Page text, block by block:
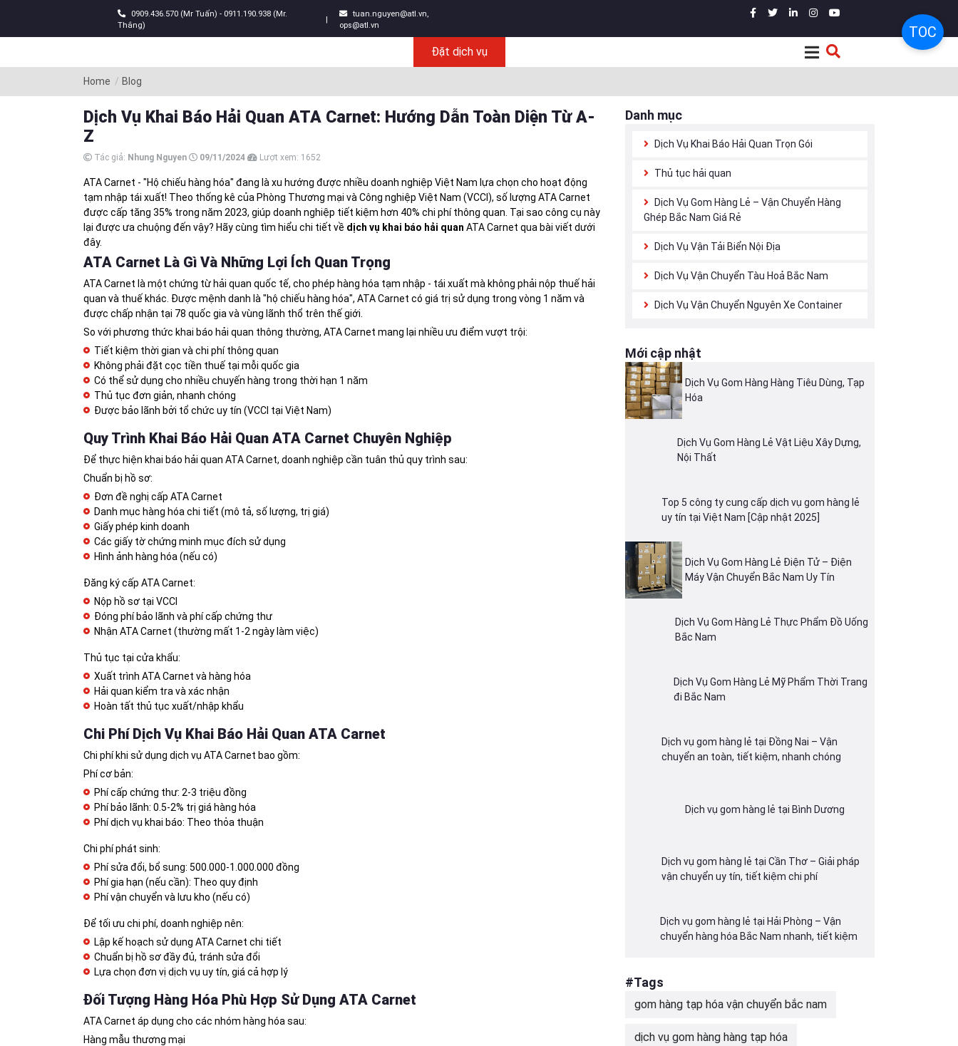
0909.436.570 (Mr Tuấn) - 0911.190.938 (Mr.
Thắng)
|
tuan.nguyen@atl.vn,
ops@atl.vn
Đặt dịch vụ
Home Blog
Dịch Vụ Khai Báo Hải Quan ATA Carnet: Hướng Dẫn Toàn Diện Từ A-
Z
Tác giả: Nhung Nguyen 09/11/2024 Lượt xem: 1652
TOC
ATA Carnet - "Hộ chiếu hàng hóa" đang là xu hướng được nhiều doanh nghiệp Việt Nam lựa chọn cho hoạt động
tạm nhập tái xuất! Theo thống kê của Phòng Thương mại và Công nghiệp Việt Nam (VCCI), số lượng ATA Carnet
được cấp tăng 35% trong năm 2023, giúp doanh nghiệp tiết kiệm hơn 40% chi phí thông quan. Tại sao công cụ này
lại được ưa chuộng đến vậy? Hãy cùng tìm hiểu chi tiết về dịch vụ khai báo hải quan ATA Carnet qua bài viết dưới
đây.
ATA Carnet Là Gì Và Những Lợi Ích Quan Trọng
ATA Carnet là một chứng từ hải quan quốc tế, cho phép hàng hóa tạm nhập - tái xuất mà không phải nộp thuế hải
quan và thuế khác. Được mệnh danh là "hộ chiếu hàng hóa", ATA Carnet có giá trị sử dụng trong vòng 1 năm và
được chấp nhận tại 78 quốc gia và vùng lãnh thổ trên thế giới.
So với phương thức khai báo hải quan thông thường, ATA Carnet mang lại nhiều ưu điểm vượt trội:
Tiết kiệm thời gian và chi phí thông quan
Không phải đặt cọc tiền thuế tại mỗi quốc gia
Có thể sử dụng cho nhiều chuyến hàng trong thời hạn 1 năm
Thủ tục đơn giản, nhanh chóng
Được bảo lãnh bởi tổ chức uy tín (VCCI tại Việt Nam)
Quy Trình Khai Báo Hải Quan ATA Carnet Chuyên Nghiệp
Để thực hiện khai báo hải quan ATA Carnet, doanh nghiệp cần tuân thủ quy trình sau:
Chuẩn bị hồ sơ:
Đơn đề nghị cấp ATA Carnet
Danh mục hàng hóa chi tiết (mô tả, số lượng, trị giá)
Giấy phép kinh doanh
Các giấy tờ chứng minh mục đích sử dụng
Hình ảnh hàng hóa (nếu có)
Đăng ký cấp ATA Carnet:
Nộp hồ sơ tại VCCI
Đóng phí bảo lãnh và phí cấp chứng thư
Nhận ATA Carnet (thường mất 1-2 ngày làm việc)
Thủ tục tại cửa khẩu:
Xuất trình ATA Carnet và hàng hóa
Hải quan kiểm tra và xác nhận
Hoàn tất thủ tục xuất/nhập khẩu
Chi Phí Dịch Vụ Khai Báo Hải Quan ATA Carnet
Chi phí khi sử dụng dịch vụ ATA Carnet bao gồm:
Phí cơ bản:
Phí cấp chứng thư: 2-3 triệu đồng
Phí bảo lãnh: 0.5-2% trị giá hàng hóa
Phí dịch vụ khai báo: Theo thỏa thuận
Chi phí phát sinh:
Phí sửa đổi, bổ sung: 500.000-1.000.000 đồng
Phí gia hạn (nếu cần): Theo quy định
Phí vận chuyển và lưu kho (nếu có)
Để tối ưu chi phí, doanh nghiệp nên:
Lập kế hoạch sử dụng ATA Carnet chi tiết
Chuẩn bị hồ sơ đầy đủ, tránh sửa đổi
Lựa chọn đơn vị dịch vụ uy tín, giá cả hợp lý
Đối Tượng Hàng Hóa Phù Hợp Sử Dụng ATA Carnet
ATA Carnet áp dụng cho các nhóm hàng hóa sau:
Hàng mẫu thương mại
Danh mục
Dịch Vụ Khai Báo Hải Quan Trọn Gói
Thủ tục hải quan
Dịch Vụ Gom Hàng Lẻ – Vận Chuyển Hàng
Ghép Bắc Nam Giá Rẻ
Dịch Vụ Vận Tải Biển Nội Địa
Dịch Vụ Vận Chuyển Tàu Hoả Bắc Nam
Dịch Vụ Vận Chuyển Nguyên Xe Container
Mới cập nhật
Dịch Vụ Gom Hàng Hàng Tiêu Dùng, Tạp
Hóa
Dịch Vụ Gom Hàng Lẻ Vật Liệu Xây Dựng,
Nội Thất
Top 5 công ty cung cấp dịch vụ gom hàng lẻ
uy tín tại Việt Nam [Cập nhật 2025]
Dịch Vụ Gom Hàng Lẻ Điện Tử – Điện
Máy Vận Chuyển Bắc Nam Uy Tín
Dịch Vụ Gom Hàng Lẻ Thực Phẩm Đồ Uống
Bắc Nam
Dịch Vụ Gom Hàng Lẻ Mỹ Phẩm Thời Trang
đi Bắc Nam
Dịch vụ gom hàng lẻ tại Đồng Nai – Vận
chuyển an toàn, tiết kiệm, nhanh chóng
Dịch vụ gom hàng lẻ tại Bình Dương
Dịch vụ gom hàng lẻ tại Cần Thơ – Giải pháp
vận chuyển uy tín, tiết kiệm chi phí
Dịch vụ gom hàng lẻ tại Hải Phòng – Vận
chuyển hàng hóa Bắc Nam nhanh, tiết kiệm
#Tags
gom hàng tạp hóa vận chuyển bắc nam
dịch vụ gom hàng hàng tạp hóa